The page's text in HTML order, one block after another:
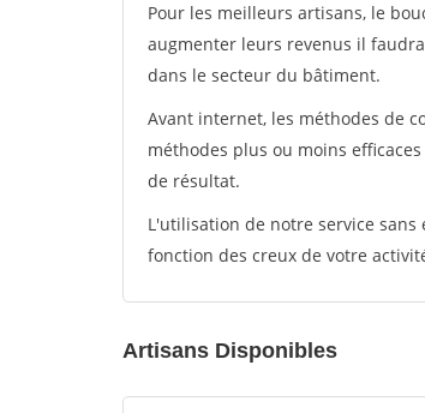
Pour les meilleurs artisans, le
augmenter leurs revenus il
dans le secteur du bâtiment.
Avant internet, les méthodes de
méthodes plus ou moins
de résultat.
L'utilisation de notre service
fonction des creux de votre
Artisans Disponibles